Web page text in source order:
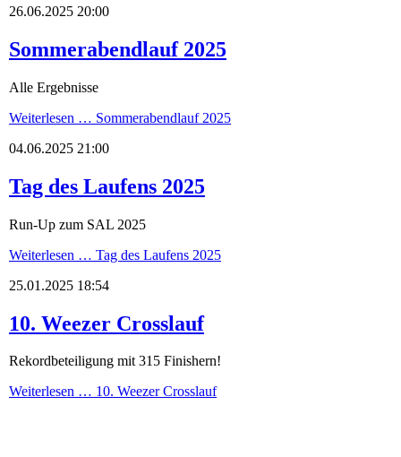
26.06.2025 20:00
Sommerabendlauf 2025
Alle Ergebnisse
Weiterlesen … Sommerabendlauf 2025
04.06.2025 21:00
Tag des Laufens 2025
Run-Up zum SAL 2025
Weiterlesen … Tag des Laufens 2025
25.01.2025 18:54
10. Weezer Crosslauf
Rekordbeteiligung mit 315 Finishern!
Weiterlesen … 10. Weezer Crosslauf